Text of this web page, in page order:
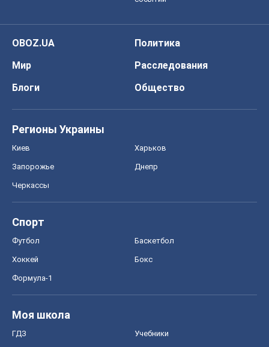
OBOZ.UA
Политика
Мир
Расследования
Блоги
Общество
Регионы Украины
Киев Харьков
Запорожье Днепр
Черкассы
Спорт
Футбол Баскетбол
Хоккей Бокс
Формула-1
Моя школа
ГДЗ Учебники